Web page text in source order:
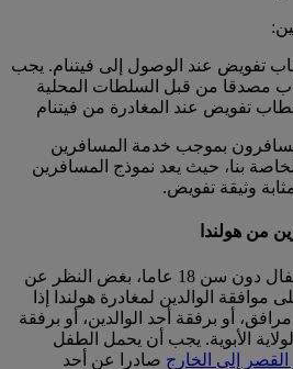
تفويض عند الوصول إلى فيتنام. يجب
مصدقا من قبل السلطات المحلية
تفويض عند المغادرة من فيتنام
يسافرون بموجب خدمة المسافرين
بنا، حيث يعد نموذج المسافرين
وثيقة تفويض.
من هولندا
يتعين على جميع الأطفال دون سن 18 عاما، بغض النظر عن
الوالدين لمغادرة هولندا إذا
أو برفقة أحد الوالدين، أو برفقة
الأبوية. يجب أن يحمل الطفل
إلى الخارج صادرا عن أحد